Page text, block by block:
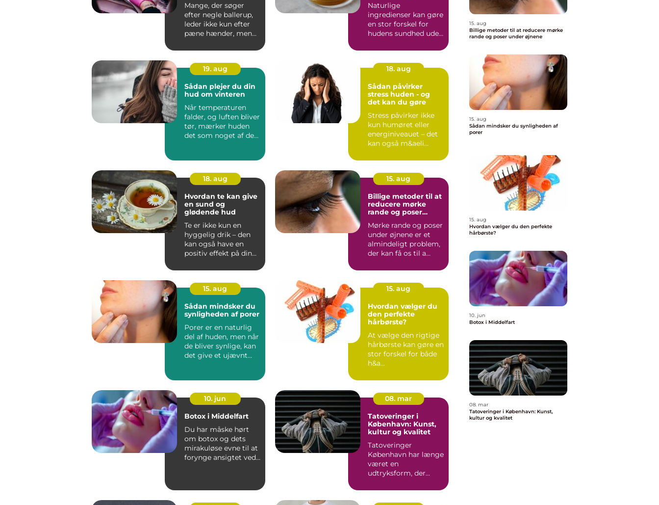
Mange, der søger
efter negle ballerup,
leder ikke kun efter
pæne hænder, men
so...
Naturlige
ingredienser kan gøre
en stor forskel for
hudens sundhed uden
...
19. aug
Sådan plejer du din
hud om vinteren
Når temperaturen
falder, og luften bliver
tør, mærker huden
det som noget af det
18. aug
Sådan påvirker
stress huden - og
det kan du gøre
Stress påvirker ikke
kun humøret eller
energiniveauet – det
kan også m&aeli...
18. aug
Hvordan te kan give
en sund og
glødende hud
Te er ikke kun en
hyggelig drik – den
kan også have en
positiv effekt på din
15. aug
Billige metoder til at
reducere mørke
rande og poser
Mørke rande og poser
under øjnene er et
almindeligt problem,
der kan få os til a...
15. aug
Sådan mindsker du
synligheden af porer
Porer er en naturlig
del af huden, men når
de bliver synlige, kan
det give et ujævnt
15. aug
Hvordan vælger du
den perfekte
hårbørste?
At vælge den rigtige
hårbørste kan gøre en
stor forskel for både
h&a...
10. jun
Botox i Middelfart
Du har måske hørt
om botox og dets
mirakuløse evne til at
forynge ansigtet ved
08. mar
Tatoveringer i
København: Kunst,
kultur og kvalitet
Tatoveringer
København har længe
været en
udtryksform, der
15. aug
Billige metoder til at reducere mørke
rande og poser under øjnene
15. aug
Sådan mindsker du synligheden af
porer
15. aug
Hvordan vælger du den perfekte
hårbørste?
10. jun
Botox i Middelfart
08. mar
Tatoveringer i København: Kunst,
kultur og kvalitet